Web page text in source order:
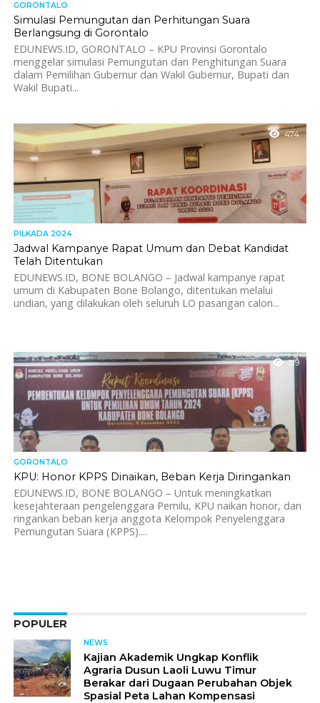
GORONTALO
Simulasi Pemungutan dan Perhitungan Suara
Berlangsung di Gorontalo
EDUNEWS.ID, GORONTALO – KPU Provinsi Gorontalo
menggelar simulasi Pemungutan dan Penghitungan Suara
dalam Pemilihan Gubernur dan Wakil Gubernur, Bupati dan
Wakil Bupati...
474
PILKADA 2024
Jadwal Kampanye Rapat Umum dan Debat Kandidat
Telah Ditentukan
EDUNEWS.ID, BONE BOLANGO – Jadwal kampanye rapat
umum di Kabupaten Bone Bolango, ditentukan melalui
undian, yang dilakukan oleh seluruh LO pasangan calon...
319
GORONTALO
KPU: Honor KPPS Dinaikan, Beban Kerja Diringankan
EDUNEWS.ID, BONE BOLANGO – Untuk meningkatkan
kesejahteraan pengelenggara Pemilu, KPU naikan honor, dan
ringankan beban kerja anggota Kelompok Penyelenggara
Pemungutan Suara (KPPS)....
POPULER
NEWS
Kajian Akademik Ungkap Konflik
Agraria Dusun Laoli Luwu Timur
Berakar dari Dugaan Perubahan Objek
Spasial Peta Lahan Kompensasi